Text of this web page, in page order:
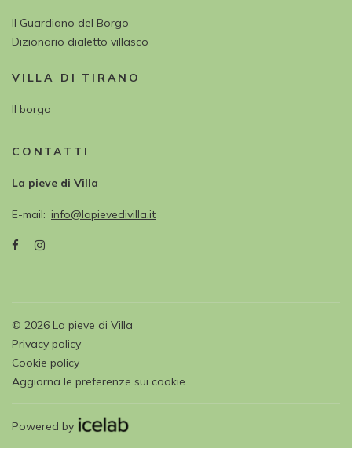
Il Guardiano del Borgo
Dizionario dialetto villasco
VILLA DI TIRANO
Il borgo
CONTATTI
La pieve di Villa
E-mail info@lapievedivilla.it
© 2026 La pieve di Villa
Privacy policy
Cookie policy
Aggiorna le preferenze sui cookie
Powered by